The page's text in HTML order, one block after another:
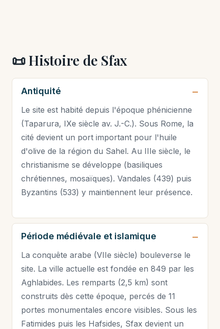
📜 Histoire de Sfax
Antiquité
Le site est habité depuis l'époque phénicienne
(Taparura, IXe siècle av. J.-C.). Sous Rome, la
cité devient un port important pour l'huile
d'olive de la région du Sahel. Au IIIe siècle, le
christianisme se développe (basiliques
chrétiennes, mosaïques). Vandales (439) puis
Byzantins (533) y maintiennent leur présence.
Période médiévale et islamique
La conquête arabe (VIIe siècle) bouleverse le
site. La ville actuelle est fondée en 849 par les
Aghlabides. Les remparts (2,5 km) sont
construits dès cette époque, percés de 11
portes monumentales encore visibles. Sous les
Fatimides puis les Hafsides, Sfax devient un